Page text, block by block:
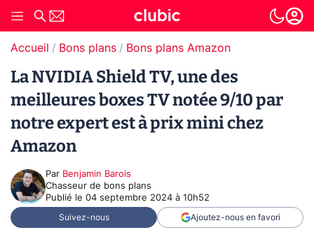
Accueil Bons plans Bons plans Amazon
La NVIDIA Shield TV, une des
meilleures boxes TV notée 9/10 par
notre expert est à prix mini chez
Amazon
Par Benjamin Barois
Chasseur de bons plans
Publié le 04 septembre 2024 à 10h52
Suivez-nous Ajoutez-nous en favori